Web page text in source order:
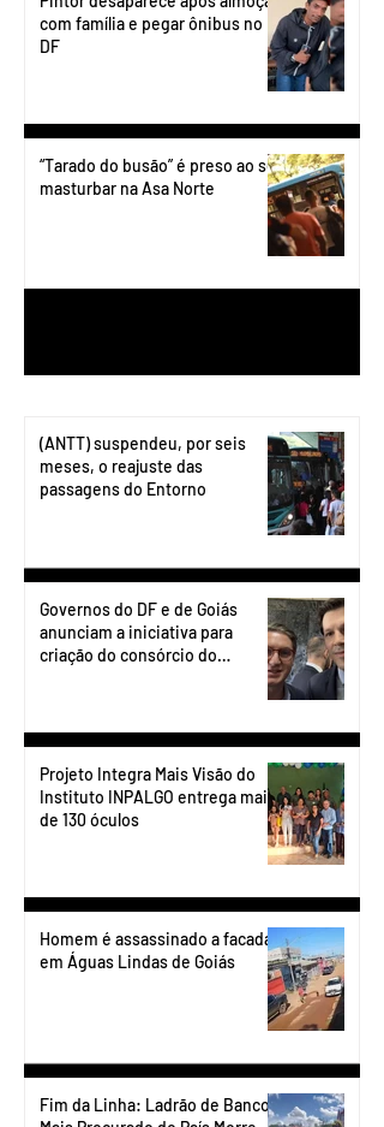
com família e pegar ônibus no
DF
“Tarado do busão” é preso ao se
masturbar na Asa Norte
(ANTT) suspendeu, por seis
meses, o reajuste das
passagens do Entorno
Governos do DF e de Goiás
anunciam a iniciativa para
criação do consórcio do
Projeto Integra Mais Visão do
Instituto INPALGO entrega mais
de 130 óculos
Homem é assassinado a facadas
em Águas Lindas de Goiás
Fim da Linha: Ladrão de Banco